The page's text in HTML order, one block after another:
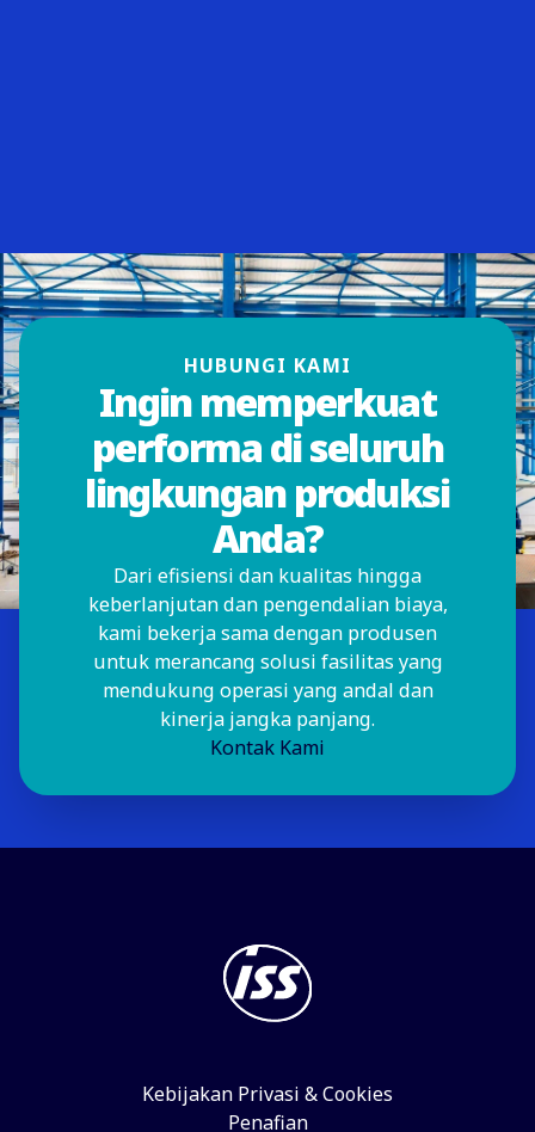
HUBUNGI KAMI
Ingin memperkuat
performa di seluruh
lingkungan produksi
Anda?
Dari efisiensi dan kualitas hingga
keberlanjutan dan pengendalian biaya,
kami bekerja sama dengan produsen
untuk merancang solusi fasilitas yang
mendukung operasi yang andal dan
kinerja jangka panjang.
Kontak Kami
Kebijakan Privasi & Cookies
Penafian